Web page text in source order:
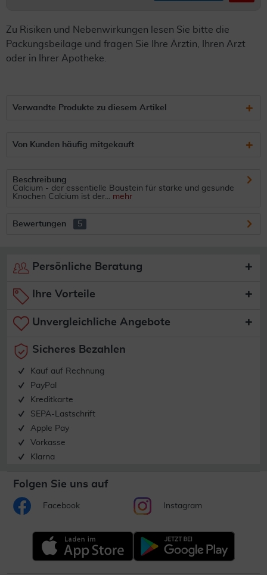
Zu Risiken und Nebenwirkungen lesen Sie bitte die
Packungsbeilage und fragen Sie Ihre Ärztin, Ihren Arzt
oder in Ihrer Apotheke.
Verwandte Produkte zu diesem Artikel
Von Kunden häufig mitgekauft
Beschreibung
Calcium - der essentielle Baustein für starke und gesunde
Knochen Calcium ist der... mehr
Bewertungen 5
Persönliche Beratung
Ihre Vorteile
Unvergleichliche Angebote
Sicheres Bezahlen
Kauf auf Rechnung
PayPal
Kreditkarte
SEPA-Lastschrift
Apple Pay
Vorkasse
Klarna
Folgen Sie uns auf
Facebook Instagram